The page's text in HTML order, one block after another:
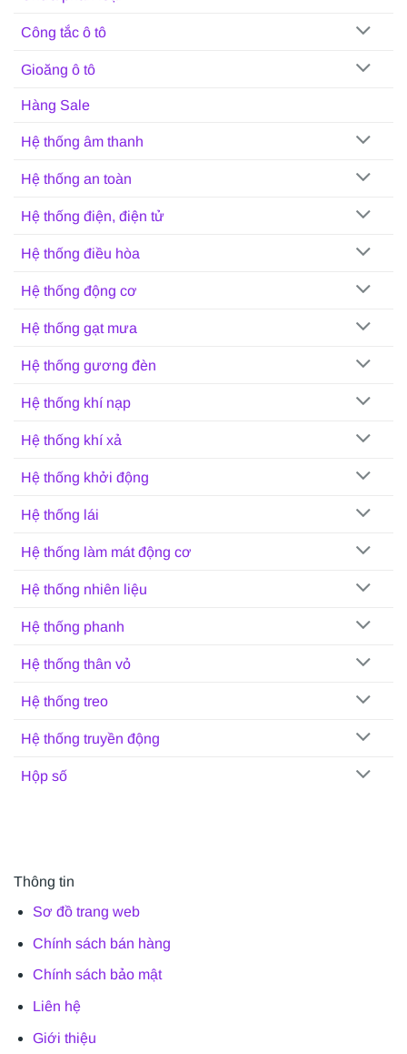
Công tắc ô tô
Gioăng ô tô
Hàng Sale
Hệ thống âm thanh
Hệ thống an toàn
Hệ thống điện, điện tử
Hệ thống điều hòa
Hệ thống động cơ
Hệ thống gạt mưa
Hệ thống gương đèn
Hệ thống khí nạp
Hệ thống khí xả
Hệ thống khởi động
Hệ thống lái
Hệ thống làm mát động cơ
Hệ thống nhiên liệu
Hệ thống phanh
Hệ thống thân vỏ
Hệ thống treo
Hệ thống truyền động
Hộp số
Thông tin
Sơ đồ trang web
Chính sách bán hàng
Chính sách bảo mật
Liên hệ
Giới thiệu